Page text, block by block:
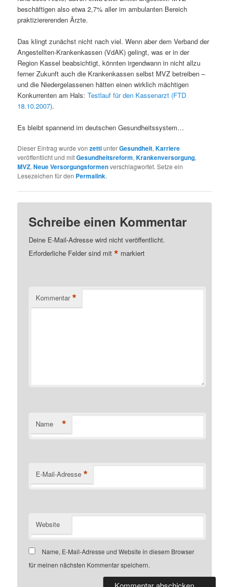
beschäftigen also etwa 2,7% aller im ambulanten Bereich
praktiziererenden Ärzte.
Das klingt zunächst nicht nach viel. Wenn aber dem Verband der
Angestellten-Krankenkassen (VdAK) gelingt, was er in der
Region Kassel beabsichtigt, könnten irgendwann in nicht allzu
ferner Zukunft auch die Krankenkassen selbst MVZ betreiben –
und die Niedergelassenen hätten einen wirklich mächtigen
Konkurrenten am Hals:Testlauf für den Kassenarzt (FTD
18.10.2007).
Es bleibt spannend im deutschen Gesundheitssystem…
Dieser Eintrag wurde vonzettiunterGesundheit,Karriere
veröffentlicht und mitGesundheitsreform,Krankenversorgung,
MVZ,Neue Versorgungsformenverschlagwortet. Setze ein
Lesezeichen für den Permalink.
Schreibe einen Kommentar
Deine E-Mail-Adresse wird nicht veröffentlicht.
Erforderliche Felder sind mit* markiert
Kommentar *
Name *
E-Mail-Adresse *
Website
Name, E-Mail-Adresse und Website in diesem Browser
für meinen nächsten Kommentar speichern.